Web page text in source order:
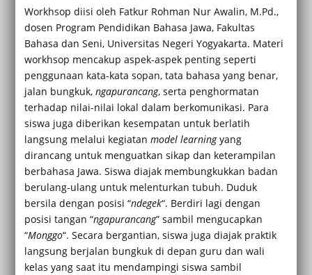
Workhsop diisi oleh Fatkur Rohman Nur Awalin, M.Pd.,
dosen Program Pendidikan Bahasa Jawa, Fakultas
Bahasa dan Seni, Universitas Negeri Yogyakarta. Materi
workhsop mencakup aspek-aspek penting seperti
penggunaan kata-kata sopan, tata bahasa yang benar,
jalan bungkuk, ngapurancang, serta penghormatan
terhadap nilai-nilai lokal dalam berkomunikasi. Para
siswa juga diberikan kesempatan untuk berlatih
langsung melalui kegiatan model learningyang
dirancang untuk menguatkan sikap dan keterampilan
berbahasa Jawa. Siswa diajak membungkukkan badan
berulang-ulang untuk melenturkan tubuh. Duduk
bersila dengan posisi “ndegek“. Berdiri lagi dengan
posisi tangan “ngapurancang” sambil mengucapkan
“Monggo“. Secara bergantian, siswa juga diajak praktik
langsung berjalan bungkuk di depan guru dan wali
kelas yang saat itu mendampingi siswa sambil